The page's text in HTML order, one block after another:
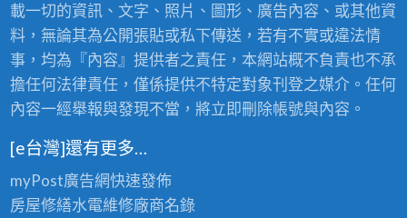
載一切的資訊、文字、照片、圖形、廣告內容、或其他資
料，無論其為公開張貼或私下傳送，若有不實或違法情
事，均為『內容』提供者之責任，本網站概不負責也不承
擔任何法律責任，僅係提供不特定對象刊登之媒介。任何
內容一經舉報與發現不當，將立即刪除帳號與內容。
[e台灣]還有更多…
myPost廣告網快速發佈
房屋修繕水電維修廠商名錄